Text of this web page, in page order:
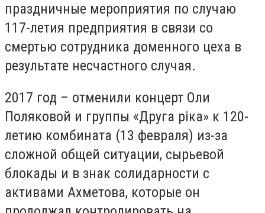
праздничные мероприятия по случаю
117-летия предприятия в связи со
смертью сотрудника доменного цеха в
результате несчастного случая.
2017 год – отменили концерт Оли
Поляковой и группы «Друга ріка» к 120-
летию комбината (13 февраля) из-за
сложной общей ситуации, сырьевой
блокады и в знак солидарности с
активами Ахметова, которые он